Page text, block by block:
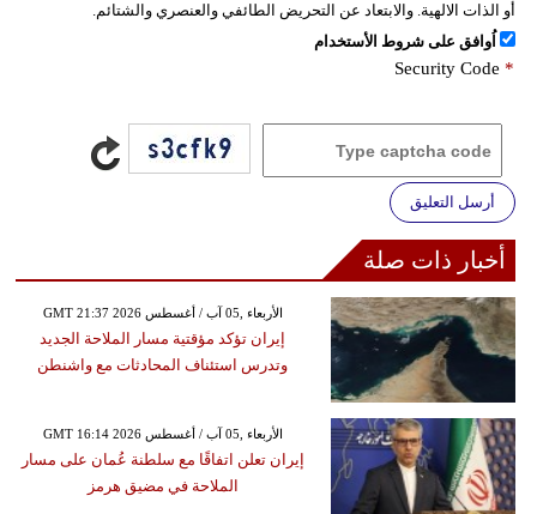
أو الذات الالهية. والابتعاد عن التحريض الطائفي والعنصري والشتائم.
اُوافق على شروط الأستخدام
Security Code *
أرسل التعليق
أخبار ذات صلة
GMT 21:37 2026 الأربعاء ,05 آب / أغسطس
إيران تؤكد مؤقتية مسار الملاحة الجديد
وتدرس استئناف المحادثات مع واشنطن
GMT 16:14 2026 الأربعاء ,05 آب / أغسطس
إيران تعلن اتفاقًا مع سلطنة عُمان على مسار
الملاحة في مضيق هرمز